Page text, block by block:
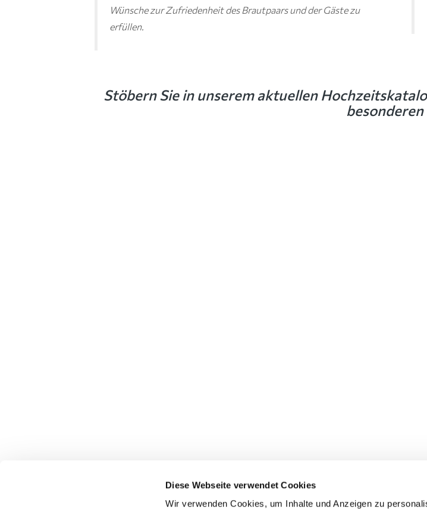
Diese Webseite verwendet Cookies
Wir verwenden Cookies, um Inhalte und Anzeigen zu
Wünsche zur Zufriedenheit des Brautpaars und der Gäste zu
erfüllen.
Stöbern Sie in unserem aktuellen
besonderen